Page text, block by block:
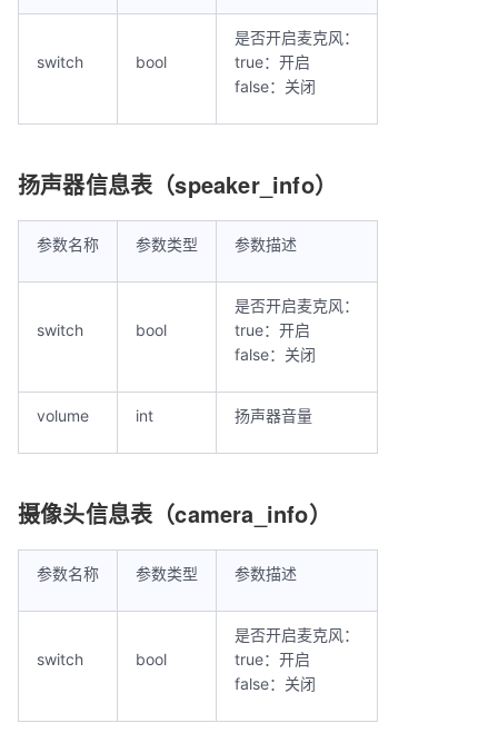
switch bool
是否开启麦克风：
true：开启
false：关闭
扬声器信息表（speaker_info）
参数名称 参数类型 参数描述
switch bool
是否开启麦克风：
true：开启
false：关闭
volume int 扬声器音量
摄像头信息表（camera_info）
参数名称 参数类型 参数描述
switch bool
是否开启麦克风：
true：开启
false：关闭